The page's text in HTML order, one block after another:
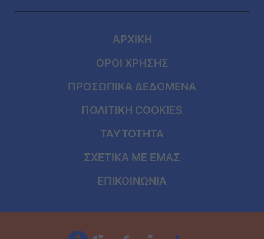
ΑΡΧΙΚΗ
ΟΡΟΙ ΧΡΗΣΗΣ
ΠΡΟΣΩΠΙΚΑ ΔΕΔΟΜΕΝΑ
ΠΟΛΙΤΙΚΗ COOKIES
ΤΑΥΤΟΤΗΤΑ
ΣΧΕΤΙΚΑ ΜΕ ΕΜΑΣ
ΕΠΙΚΟΙΝΩΝΙΑ